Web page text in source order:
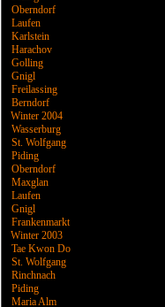
Oberndorf
Laufen
Karlstein
Harachov
Golling
Gnigl
Freilassing
Berndorf
Winter 2004
Wasserburg
St. Wolfgang
Piding
Oberndorf
Maxglan
Laufen
Gnigl
Frankenmarkt
Winter 2003
Tae Kwon Do
St. Wolfgang
Rinchnach
Piding
Maria Alm